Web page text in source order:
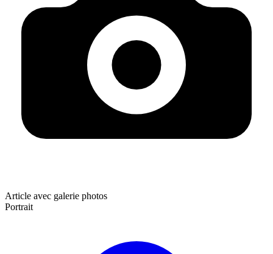
Article avec galerie photos
Portrait